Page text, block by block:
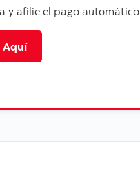
y afilie el pago automático
Aquí